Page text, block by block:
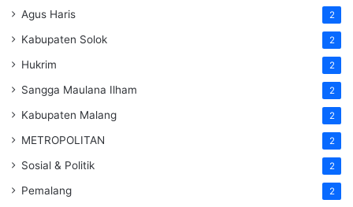
Agus Haris 2
Kabupaten Solok 2
Hukrim 2
Sangga Maulana Ilham 2
Kabupaten Malang 2
METROPOLITAN 2
Sosial & Politik 2
Pemalang 2